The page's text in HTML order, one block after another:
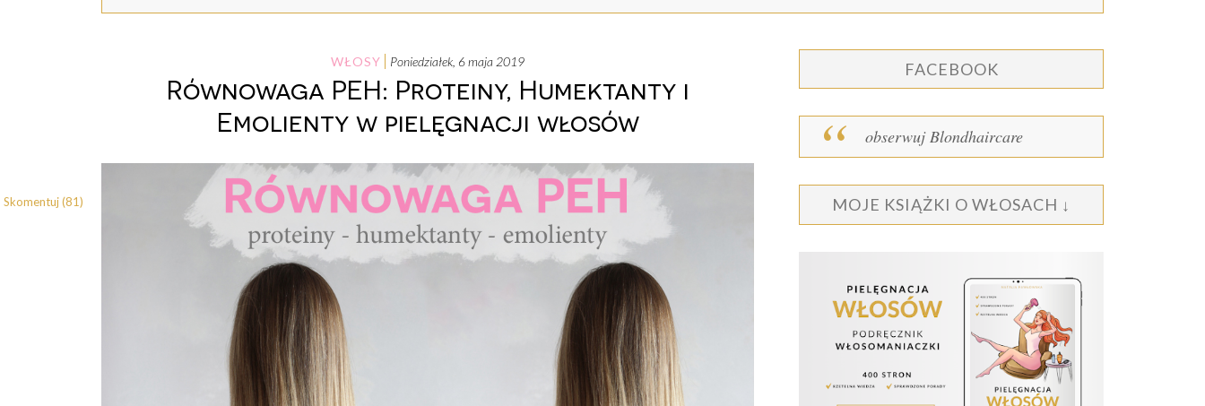
WŁOSY poniedziałek, 6 maja 2019
Równowaga PEH: Proteiny, Humektanty i
Emolienty w pielęgnacji włosów
Skomentuj (81)
FACEBOOK
obserwuj Blondhaircare
MOJE KSIĄŻKI O WŁOSACH ↓